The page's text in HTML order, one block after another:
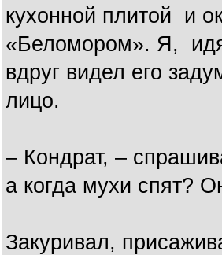
кухонной плитой и
«Беломором». Я, идя
вдруг видел его
– Кондрат, –
а когда мухи спят?
Закуривал,